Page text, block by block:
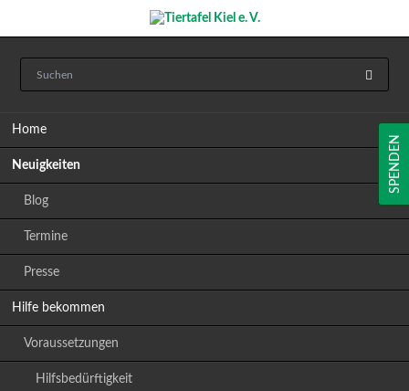
Home
Neuigkeiten
Blog
Termine
Presse
Hilfe bekommen
Voraussetzungen
Hilfsbedürftigkeit
SPENDEN